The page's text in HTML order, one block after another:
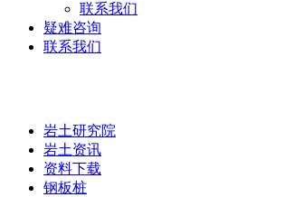
联系我们
疑难咨询
联系我们
岩土研究院
岩土资讯
资料下载
钢板桩